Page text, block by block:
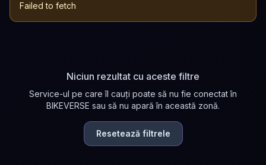
Failed to fetch
Niciun rezultat cu aceste filtre
Service-ul pe care îl cauți poate să nu fie conectat în
BIKEVERSE sau să nu apară în această zonă.
Resetează filtrele